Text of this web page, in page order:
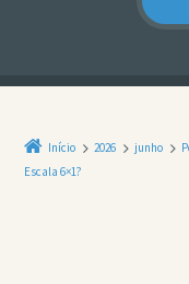
Início 2026 junho
Escala 6×1?